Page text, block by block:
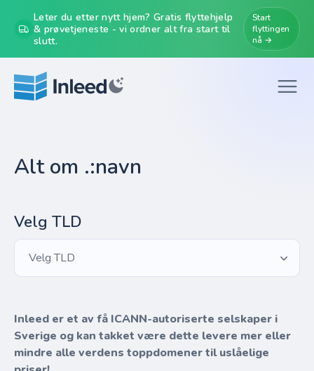
Leter du etter nytt hjem? Gratis flyttehjelp
& prøvetjeneste - vi ordner alt fra start til
slutt.
Start
flyttingen
nå →
Alt om .:navn
Velg TLD
Velg TLD
Inleed er et av få ICANN-autoriserte selskaper i
Sverige og kan takket være dette levere mer eller
mindre alle verdens toppdomener til uslåelige